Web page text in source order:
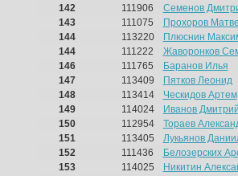
142
111906
Семенов
143
111075
Прохоров
144
113220
Плюснин
144
111222
Жаворонков
146
111765
Баранов Илья
147
113409
Пятков Леонид
148
113414
Ческидов Артем
149
114024
Иванов
150
112954
Тораев
151
113405
Лукьянов
152
111436
Белозерских
153
114025 Никитин